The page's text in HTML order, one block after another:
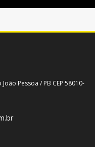
Pessoa / PB CEP 58010-